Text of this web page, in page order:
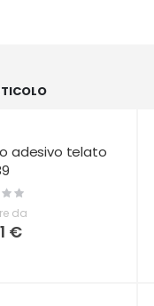
adesivo telato
da
€